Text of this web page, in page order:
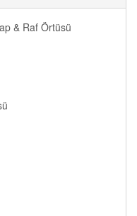
& Raf Örtüsü